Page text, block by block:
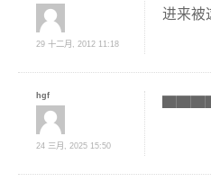
29 十二月, 2012 11:18
进来被
hgf
24 三月, 2025 15:50